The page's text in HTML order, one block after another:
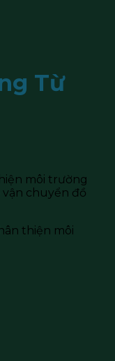
Từ
môi trường
chuyển đồ
thiện môi